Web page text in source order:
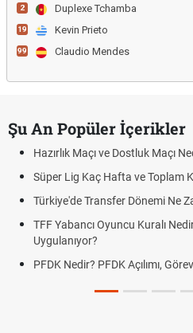
2 Duplexe Tchamba
19 Kevin Prieto
99 Claudio Mendes
Şu An Popüler İçerikler
Hazırlık Maçı ve Dostluk Maçı
Süper Lig Kaç Hafta ve Toplam
Türkiye'de Transfer Dönemi Ne
TFF Yabancı Oyuncu Kuralı
Uygulanıyor?
PFDK Nedir? PFDK Açılımı,